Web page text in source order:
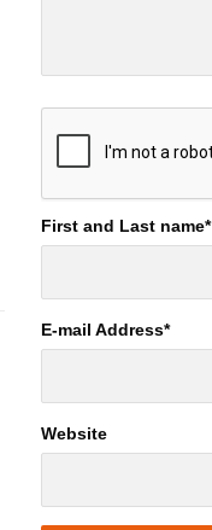
First and Last name*
E-mail Address*
Website